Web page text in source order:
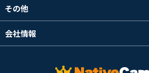
その他
会社情報